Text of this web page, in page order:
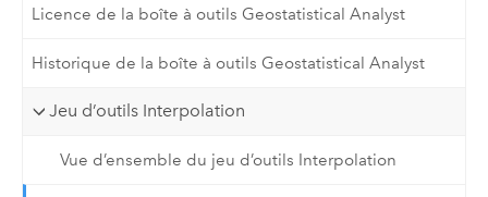
Licence de la boîte à outils Geostatistical Analyst
Historique de la boîte à outils Geostatistical Analyst
Jeu d’outils Interpolation
Vue d’ensemble du jeu d’outils Interpolation